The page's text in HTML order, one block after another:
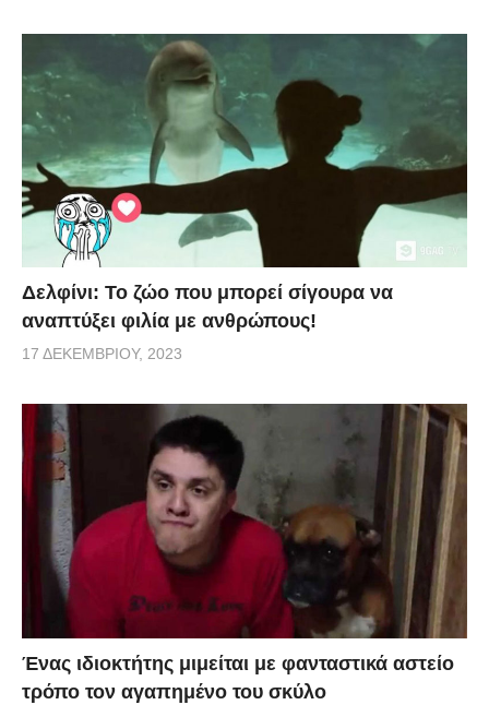
Δελφίνι: Το ζώο που μπορεί σίγουρα να
αναπτύξει φιλία με ανθρώπους!
17 ΔΕΚΕΜΒΡΊΟΥ, 2023
Ένας ιδιοκτήτης μιμείται με φανταστικά αστείο
τρόπο τον αγαπημένο του σκύλο